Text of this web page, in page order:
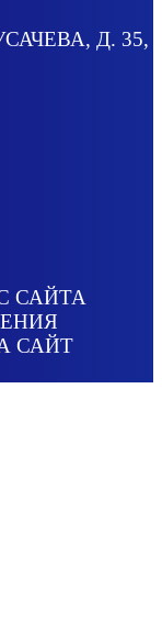
Д. 35,
САЙТА
САЙТ